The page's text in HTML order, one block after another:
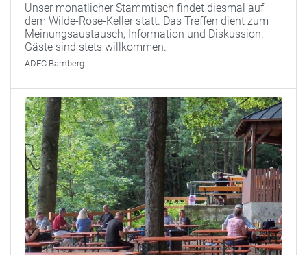
Unser monatlicher Stammtisch findet diesmal auf
dem Wilde-Rose-Keller statt. Das Treffen dient zum
Meinungsaustausch, Information und Diskussion.
Gäste sind stets willkommen.
ADFC Bamberg